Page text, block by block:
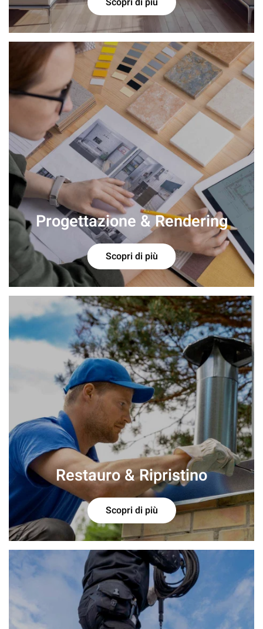
Progettazione & Rendering
Scopri di più
Restauro & Ripristino
Scopri di più